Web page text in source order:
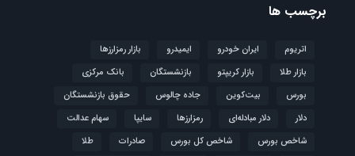
برچسب ها
اتریوم ایران خودرو ایمیدرو
بازار رمزارزها
بازار طلا
بازار کریپتو بازنشستگان
بانک مرکزی
بورس
بیت‌کوین جاده چالوس
حقوق بازنشستگان
دلار
دلار مبادله‌ای رمزارزها سایپا
سهام عدالت
شاخص بورس
شاخص کل بورس صادرات
طلا